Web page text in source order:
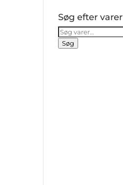
Søg efter varer
Søg
efter:
Søg